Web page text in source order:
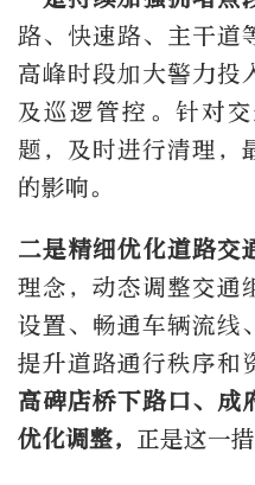
路、快速路、主干道
高峰时段加大警力投
及巡逻管控。针对
题，及时进行清理，
的影响。
二是精细优化道路交
理念，动态调整交通
设置、畅通车辆流线
提升道路通行秩序和
高碑店桥下路口、成
优化调整， 正是这一